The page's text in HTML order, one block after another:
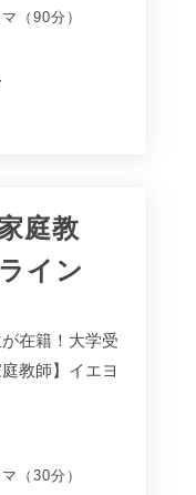
（90分）
庭教
イン
在籍！大学受
教師】イエヨ
（30分）